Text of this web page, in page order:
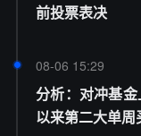
前投票表决
08-06 15:29
分析：对冲基
以来第二大单周